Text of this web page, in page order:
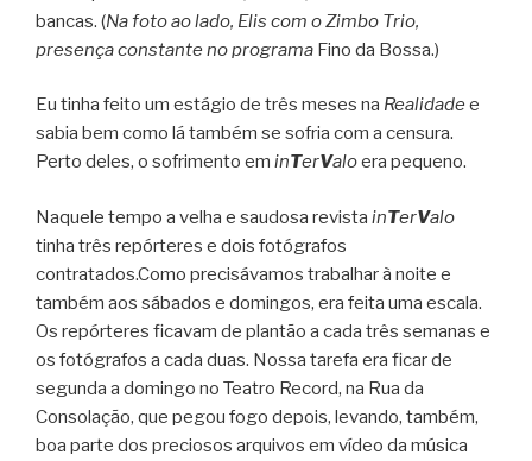
bancas. (Na foto ao lado, Elis com o Zimbo Trio,
presença constante no programa Fino da Bossa.)
Eu tinha feito um estágio de três meses na Realidade e
sabia bem como lá também se sofria com a censura.
Perto deles, o sofrimento em inTerValoera pequeno.
Naquele tempo a velha e saudosa revista inTerValo
tinha três repórteres e dois fotógrafos
contratados.Como precisávamos trabalhar à noite e
também aos sábados e domingos, era feita uma escala.
Os repórteres ficavam de plantão a cada três semanas e
os fotógrafos a cada duas. Nossa tarefa era ficar de
segunda a domingo no Teatro Record, na Rua da
Consolação, que pegou fogo depois, levando, também,
boa parte dos preciosos arquivos em vídeo da música